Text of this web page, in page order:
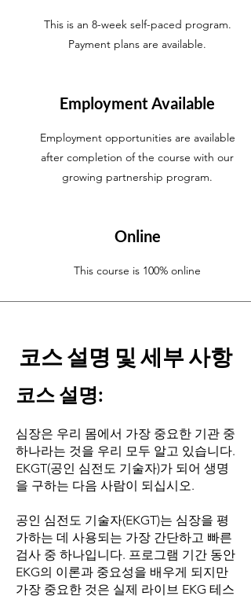
This is an 8-week self-paced program.
Payment plans are available.
Employment Available
Employment opportunities are available
after completion of the course with our
growing partnership program.
Online
This course is 100% online
코스 설명 및 세부 사항
코스 설명:
심장은 우리 몸에서 가장 중요한 기관 중
하나라는 것을 우리 모두 알고 있습니다.
EKGT(공인 심전도 기술자)가 되어 생명
을 구하는 다음 사람이 되십시오.
공인 심전도 기술자(EKGT)는 심장을 평
가하는 데 사용되는 가장 간단하고 빠른
검사 중 하나입니다. 프로그램 기간 동안
EKG의 이론과 중요성을 배우게 되지만
가장 중요한 것은 실제 라이브 EKG 테스